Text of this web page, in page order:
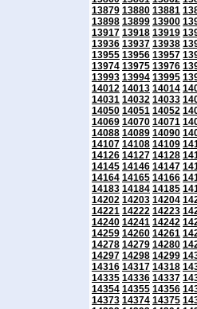
13879 13880 13881
13898 13899 13900
13917 13918 13919
13936 13937 13938
13955 13956 13957
13974 13975 13976
13993 13994 13995
14012 14013 14014
14031 14032 14033
14050 14051 14052
14069 14070 14071
14088 14089 14090
14107 14108 14109
14126 14127 14128
14145 14146 14147
14164 14165 14166
14183 14184 14185
14202 14203 14204
14221 14222 14223
14240 14241 14242
14259 14260 14261
14278 14279 14280
14297 14298 14299
14316 14317 14318
14335 14336 14337
14354 14355 14356
14373 14374 14375